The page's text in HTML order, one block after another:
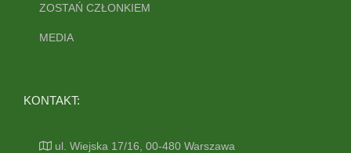
ZOSTAŃ CZŁONKIEM
MEDIA
KONTAKT:
ul. Wiejska 17/16, 00-480 Warszawa